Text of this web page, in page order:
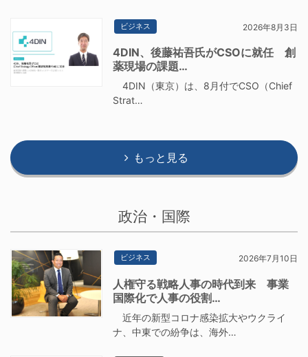
ビジネス 2026年8月3日
4DIN、後藤祐吾氏がCSOに就任 創
薬現場の課題…
4DIN（東京）は、8月付でCSO（Chief
Strat…
もっと見る
政治・国際
ビジネス 2026年7月10日
人権守る戦略人事の時代到来 事業
国際化で人事の役割…
近年の新型コロナ感染拡大やウクライ
ナ、中東での紛争は、海外…